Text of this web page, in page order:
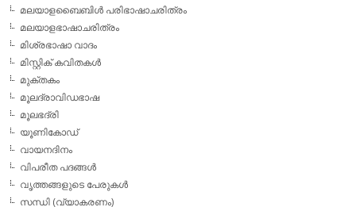
മലയാളബൈബിള്‍ പരിഭാഷാചരിത്രം
മലയാളഭാഷാചരിത്രം
മിശ്രഭാഷാ വാദം
മിസ്റ്റിക് കവിതകള്‍
മുക്തകം
മൂലദ്രാവിഡഭാഷ
മൂലഭദ്രി
യൂണികോഡ്
വായനദിനം
വിപരീത പദങ്ങള്‍
വൃത്തങ്ങളുടെ പേരുകള്‍
സന്ധി (വ്യാകരണം)